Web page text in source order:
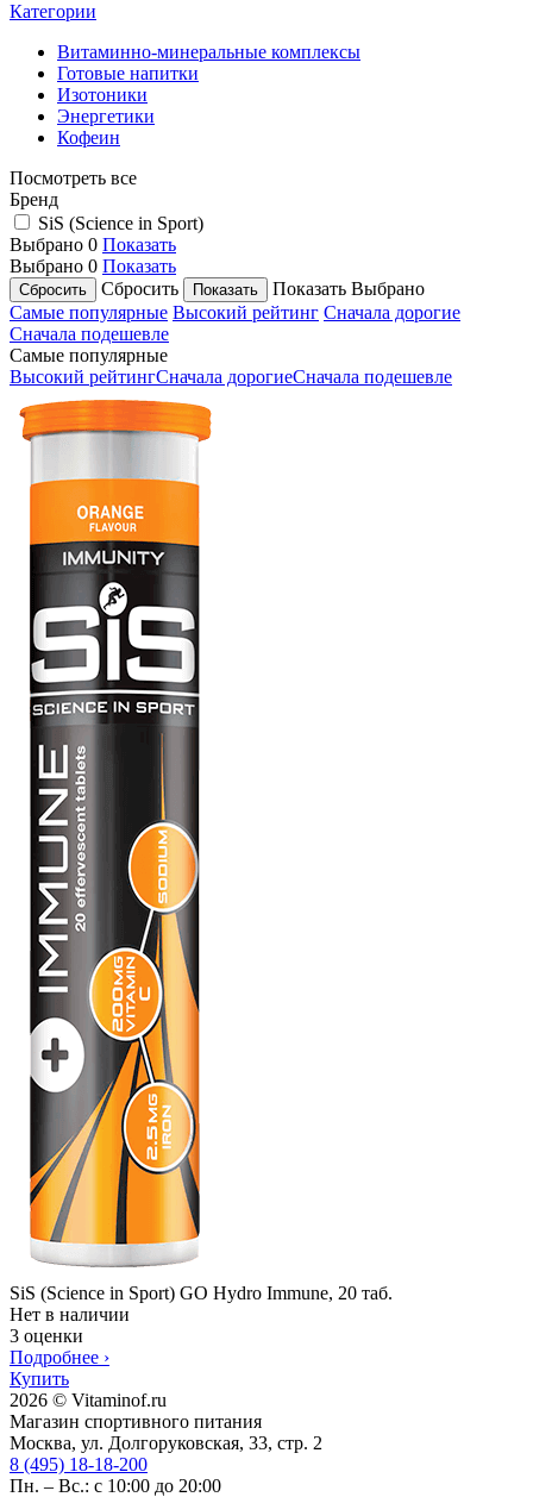
Категории
Витаминно-минеральные комплексы
Готовые напитки
Изотоники
Энергетики
Кофеин
Посмотреть все
Бренд
SiS (Science in Sport)
Выбрано 0 Показать
Выбрано 0 Показать
Сбросить
Показать Выбрано
Самые популярные Высокий рейтинг Сначала дорогие
Сначала подешевле
Самые популярные
Высокий рейтингСначала дорогиеСначала подешевле
SiS (Science in Sport) GO Hydro Immune, 20 таб.
Нет в наличии
3 оценки
Подробнее ›
Купить
2026 © Vitaminof.ru
Магазин спортивного питания
Москва, ул. Долгоруковская, 33, стр. 2
8 (495) 18-18-200
Пн. – Вс.: с 10:00 до 20:00